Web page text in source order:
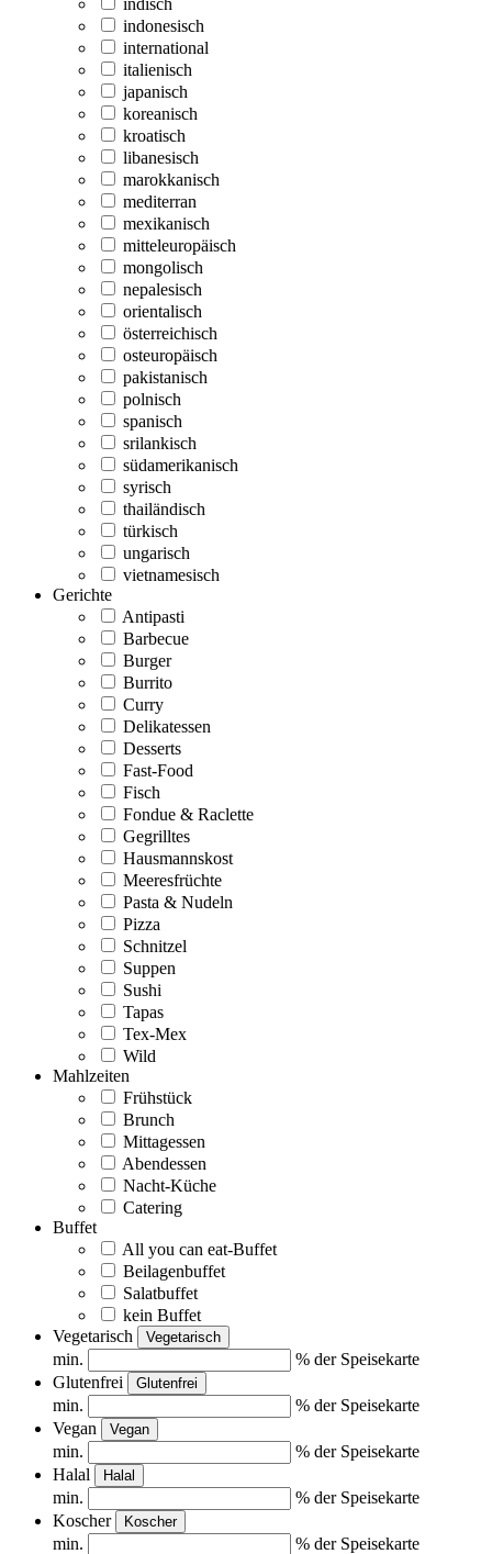
indonesisch
international
italienisch
japanisch
koreanisch
kroatisch
libanesisch
marokkanisch
mediterran
mexikanisch
mitteleuropäisch
mongolisch
nepalesisch
orientalisch
österreichisch
osteuropäisch
pakistanisch
polnisch
spanisch
srilankisch
südamerikanisch
syrisch
thailändisch
türkisch
ungarisch
vietnamesisch
Gerichte
Antipasti
Barbecue
Burger
Burrito
Curry
Delikatessen
Desserts
Fast-Food
Fisch
Fondue & Raclette
Gegrilltes
Hausmannskost
Meeresfrüchte
Pasta & Nudeln
Pizza
Schnitzel
Suppen
Sushi
Tapas
Tex-Mex
Wild
Mahlzeiten
Frühstück
Brunch
Mittagessen
Abendessen
Nacht-Küche
Catering
Buffet
All you can eat-Buffet
Beilagenbuffet
Salatbuffet
kein Buffet
Vegetarisch
Vegetarisch
min.
% der Speisekarte
Glutenfrei
Glutenfrei
min.
% der Speisekarte
Vegan
Vegan
min.
% der Speisekarte
Halal
Halal
min.
% der Speisekarte
Koscher
Koscher
min. % der Speisekarte